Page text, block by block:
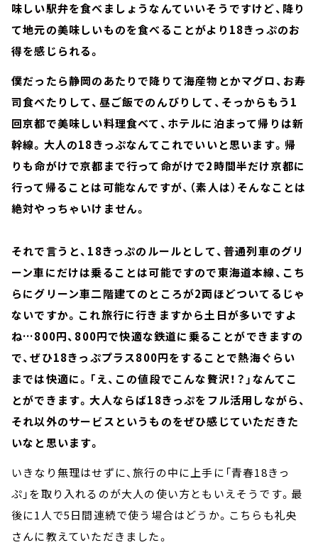
味しい駅弁を食べましょうなんていいそうですけど、降り
て地元の美味しいものを食べることがより18きっぷのお
得を感じられる。
僕だったら静岡のあたりで降りて海産物とかマグロ、お寿
司食べたりして、昼ご飯でのんびりして、そっからもう1
回京都で美味しい料理食べて、ホテルに泊まって帰りは新
幹線。大人の18きっぷなんてこれでいいと思います。帰
りも命がけで京都まで行って命がけで2時間半だけ京都に
行って帰ることは可能なんですが、（素人は）そんなことは
絶対やっちゃいけません。
それで言うと、18きっぷのルールとして、普通列車のグリ
ーン車にだけは乗ることは可能ですので東海道本線、こち
らにグリーン車二階建てのところが2両ほどついてるじゃ
ないですか。これ旅行に行きますから土日が多いですよ
ね…800円、800円で快適な鉄道に乗ることができますの
で、ぜひ18きっぷプラス800円をすることで熱海ぐらい
までは快適に。「え、この値段でこんな贅沢！？」なんてこ
とができます。大人ならば18きっぷをフル活用しながら、
それ以外のサービスというものをぜひ感じていただきた
いなと思います。
いきなり無理はせずに、旅行の中に上手に「青春18きっ
ぷ」を取り入れるのが大人の使い方ともいえそうです。最
後に1人で5日間連続で使う場合はどうか。こちらも礼央
さんに教えていただきました。